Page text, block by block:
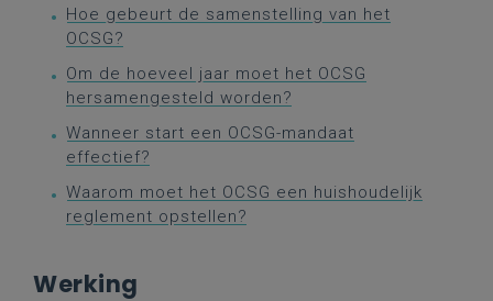
Hoe gebeurt de samenstelling van het
OCSG?
Om de hoeveel jaar moet het OCSG
hersamengesteld worden?
Wanneer start een OCSG-mandaat
effectief?
Waarom moet het OCSG een huishoudelijk
reglement opstellen?
Werking